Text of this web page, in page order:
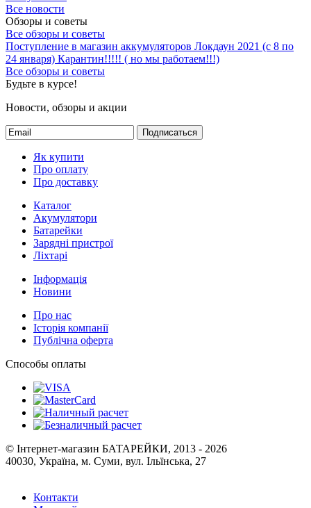
Все новости
Обзоры и советы
Все обзоры и советы
Поступление в магазин аккумуляторов Локдаун 2021 (с 8 по
24 января) Карантин!!!!! ( но мы работаем!!!)
Все обзоры и советы
Будьте в курсе!
Новости, обзоры и акции
Подписаться
Як купити
Про оплату
Про доставку
Каталог
Акумулятори
Батарейки
Зарядні пристрої
Ліхтарі
Інформація
Новини
Про нас
Історія компанії
Публічна оферта
Способы оплаты
© Інтернет-магазин БАТАРЕЙКИ, 2013 - 2026
40030, Україна, м. Суми, вул. Ільїнська, 27
Контакти